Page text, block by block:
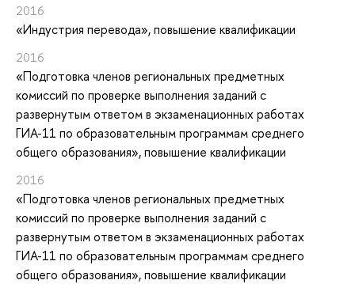
2016
«Индустрия перевода», повышение квалификации
2016
«Подготовка членов региональных предметных
комиссий по проверке выполнения заданий с
развернутым ответом в экзаменационных работах
ГИА-11 по образовательным программам среднего
общего образования», повышение квалификации
2016
«Подготовка членов региональных предметных
комиссий по проверке выполнения заданий с
развернутым ответом в экзаменационных работах
ГИА-11 по образовательным программам среднего
общего образования», повышение квалификации